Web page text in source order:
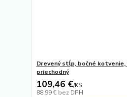
Drevený stĺp, bočné kotvenie,
priechodný
109,46 €/KS
88,99 € bez DPH